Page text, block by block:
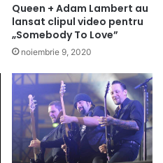
Queen + Adam Lambert au
lansat clipul video pentru
„Somebody To Love”
noiembrie 9, 2020